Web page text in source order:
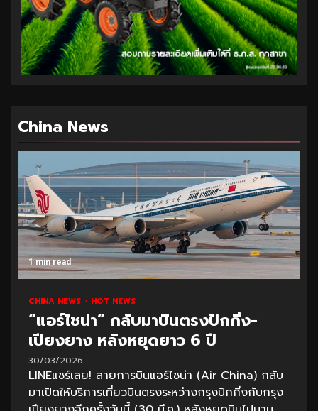
China News
1 min read
CHINA NEWS HOT NEWS
“แอร์ไชน่า” กลับมาบินตรงปักกิ่ง-
เปียงยาง หลังหยุดยาว 6 ปี
30/03/2026
LINEแชร์เลย! สายการบินแอร์ไชน่า (Air China) กลับ
มาเปิดให้บริการเที่ยวบินตรงระหว่างกรุงปักกิ่งกับกรุง